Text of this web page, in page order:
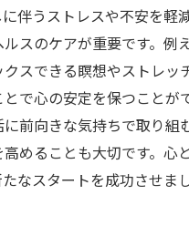
伴うストレスや不安を軽
スのケアが重要です。例
スできる瞑想やストレッ
で心の安定を保つことが
前向きな気持ちで取り組
めることも大切です。心
なスタートを成功させまし